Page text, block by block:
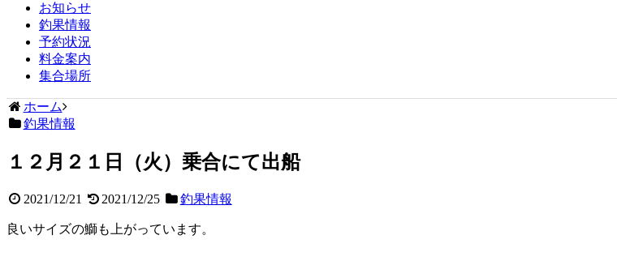
お知らせ
釣果情報
予約状況
料金案内
集合場所
ホーム
釣果情報
１２月２１日（火）乗合にて出船
2021/12/21 2021/12/25 釣果情報
良いサイズの鰤も上がっています。